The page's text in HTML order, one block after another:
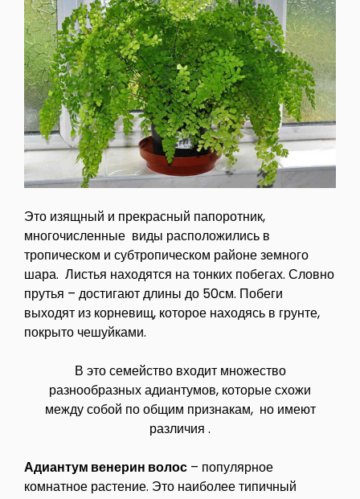
Это изящный и прекрасный папоротник,
многочисленные виды расположились в
тропическом и субтропическом районе земного
шара. Листья находятся на тонких побегах. Словно
прутья – достигают длины до 50см. Побеги
выходят из корневищ, которое находясь в грунте,
покрыто чешуйками.
В это семейство входит множество
разнообразных адиантумов, которые схожи
между собой по общим признакам, но имеют
различия .
Адиантум венерин волос – популярное
комнатное растение. Это наиболее типичный